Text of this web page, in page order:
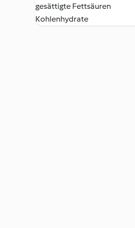
gesättigte Fettsäuren
Kohlenhydrate